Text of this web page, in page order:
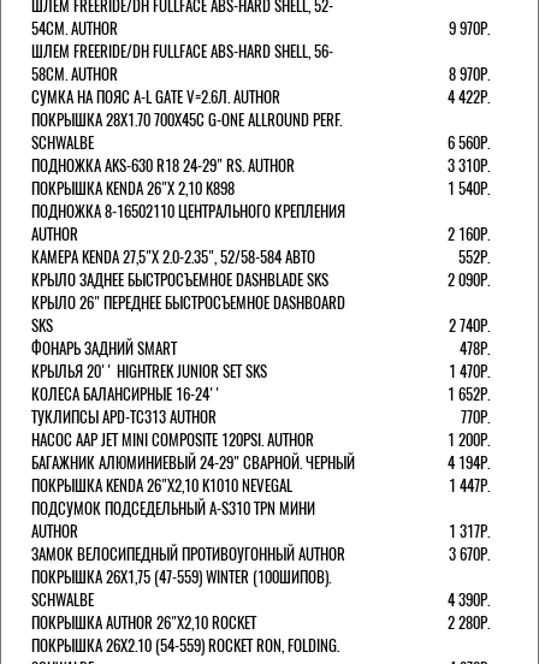
ШЛЕМ FREERIDE/DH FULLFACE ABS-HARD SHELL, 52-
54СМ. AUTHOR
9 970Р.
ШЛЕМ FREERIDE/DH FULLFACE ABS-HARD SHELL, 56-
58СМ. AUTHOR
8 970Р.
СУМКА НА ПОЯС A-L GATE V=2.6Л. AUTHOR
4 422Р.
ПОКРЫШКА 28X1.70 700X45C G-ONE ALLROUND PERF.
SCHWALBE
6 560Р.
ПОДНОЖКА AKS-630 R18 24-29" RS. AUTHOR
3 310Р.
ПОКРЫШКА KENDA 26"Х 2,10 K898
1 540Р.
ПОДНОЖКА 8-16502110 ЦЕНТРАЛЬНОГО КРЕПЛЕНИЯ
AUTHOR
2 160Р.
КАМЕРА KENDA 27,5"Х 2.0-2.35", 52/58-584 АВТО
552Р.
КРЫЛО ЗАДНЕЕ БЫСТРОСЪЕМНОЕ DASHBLADE SKS
2 090Р.
КРЫЛО 26" ПЕРЕДНЕЕ БЫСТРОСЪЕМНОЕ DASHBOARD
SKS
2 740Р.
ФОНАРЬ ЗАДНИЙ SMART
478Р.
КРЫЛЬЯ 20'' HIGHTREK JUNIOR SET SKS
1 470Р.
КОЛЕСА БАЛАНСИРНЫЕ 16-24''
1 652Р.
ТУКЛИПСЫ APD-TC313 AUTHOR
770Р.
НАСОС AAP JET MINI COMPOSITE 120PSI. AUTHOR
1 200Р.
БАГАЖНИК АЛЮМИНИЕВЫЙ 24-29" СВАРНОЙ. ЧЕРНЫЙ
4 194Р.
ПОКРЫШКА KENDA 26"Х2,10 K1010 NEVEGAL
1 447Р.
ПОДСУМОК ПОДСЕДЕЛЬНЫЙ A-S310 TPN МИНИ
AUTHOR
1 317Р.
ЗАМОК ВЕЛОСИПЕДНЫЙ ПРОТИВОУГОННЫЙ AUTHOR
3 670Р.
ПОКРЫШКА 26X1,75 (47-559) WINTER (100ШИПОВ).
SCHWALBE
4 390Р.
ПОКРЫШКА AUTHOR 26"Х2,10 ROCKET
2 280Р.
ПОКРЫШКА 26X2.10 (54-559) ROCKET RON, FOLDING.